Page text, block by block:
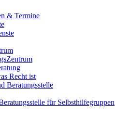
& Termine
Recht ist
Beratungsstelle
für Selbsthilfegruppen